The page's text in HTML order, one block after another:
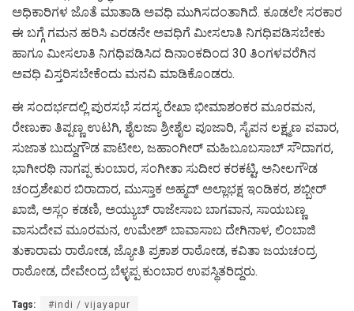
ಅಧಿಕಾರಿಗಳ ಜೊತೆ ‌ಮಾತಾಡಿ ಅವಧಿ ಮುಗಿಸದಂತಾಗಿದೆ. ಕೂಡಲೇ ಸರಕಾರ
ಈ ಬಗ್ಗೆ ಗಮನ ಹರಿಸಿ ಎರಡನೇ ಅವಧಿಗೆ ಮೀಸಲಾತಿ ನಿಗಧಿಪಡಿಸಬೇಕು
ಹಾಗೂ ಮೀಸಲಾತಿ ನಿಗಧಿಪಡಿಸಿದ ದಿನಾಂಕದಿಂದ 30 ತಿಂಗಳವರೆಗಿನ
ಅವಧಿ ವಿಸ್ತರಿಸಬೇಕೆಂದು ಮನವಿ ಮಾಡಿಕೊಂಡರು.
ಈ ಸಂದರ್ಭದಲ್ಲಿ ಪುರಸಭೆ ಸದಸ್ಯ ರೇಖಾ‌ ಭೀಮಾಶಂಕರ ಮೂರಮನ,
ರೇಣುಕಾ ತಿಪ್ಪಣ್ಣ ಉಟಗಿ, ಶೈಲಜಾ ಶ್ರೀಶೈಲ ಪೂಜಾರಿ, ಸೈಪನ ಲಕ್ಷ್ಮಣ ಪವಾರ,
ಸುಜಾತ ಬುದ್ದುಗೌಡ ಪಾಟೀಲ, ಜಹಾಂಗೀರ್ ಮಹಿಬೂಬಸಾಬ್ ಸೌದಾಗರ,
ಭಾಗೀರಥಿ ನಾಗಪ್ಪ ಕುಂಬಾರ, ಸಂಗೀತಾ ಸುದೀರ ಕರಕಟ್ಟಿ, ಅನೀಲಗೌಡ
ಚಂದ್ರಶೇಖರ ಬಿರಾದಾರ, ಮುಸ್ತಾಕ ಅಹ್ಮದ್ ಅಲ್ಲಾಭಕ್ಷ ಇಂಡಿಕರ, ಶಬ್ಬೀರ್
ಖಾಜಿ, ಅಸ್ಲಂ ಕಡಣಿ, ಅಯ್ಯುಬ್ ರಾಜೇಸಾಬ ಬಾಗವಾನ, ಸಾಯಬಣ್ಣ
ವಾಸುದೇವ ಮೂರಮನ, ಉಮೇಶ್ ಬಾವಾಸಾಬ ದೇಗಿನಾಳ, ಲಿಂಬಾಜಿ
ತುಕಾರಾಮ ರಾಠೋಡ, ಜ್ಯೋತಿ ಪ್ರಕಾಶ ರಾಠೋಡ, ಕವಿತಾ ಜಯಚಂದ್ರ
ರಾಠೋಡ, ದೇವೇಂದ್ರ ಬೆಳ್ಳಪ್ಪ ಕುಂಬಾರ ಉಪಸ್ಥಿತರಿದ್ದರು.
Tags:
#indi / vijayapur